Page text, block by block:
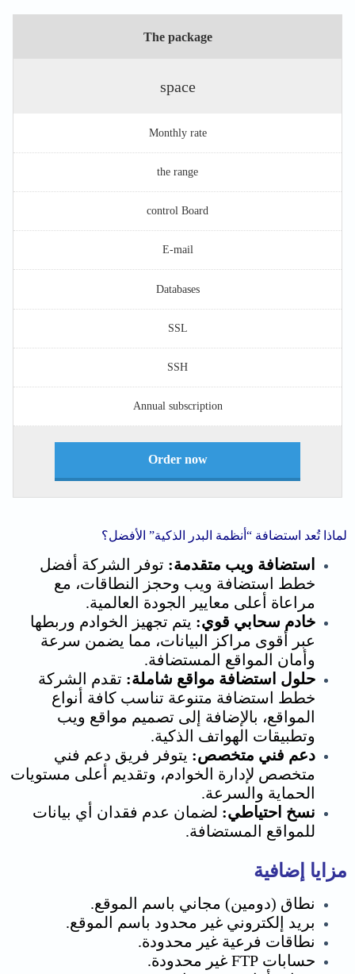
The package
space
Monthly rate
the range
control Board
E-mail
Databases
SSL
SSH
Annual subscription
Order now
لماذا تُعد استضافة “أنظمة البدر الذكية” الأفضل؟
استضافة ويب متقدمة: توفر الشركة أفضل
خطط استضافة ويب وحجز النطاقات، مع
مراعاة أعلى معايير الجودة العالمية.
خادم سحابي قوي: يتم تجهيز الخوادم وربطها
عبر أقوى مراكز البيانات، مما يضمن سرعة
وأمان المواقع المستضافة.
حلول استضافة مواقع شاملة: تقدم الشركة
خطط استضافة متنوعة تناسب كافة أنواع
المواقع، بالإضافة إلى تصميم مواقع ويب
وتطبيقات الهواتف الذكية.
دعم فني متخصص: يتوفر فريق دعم فني
متخصص لإدارة الخوادم، وتقديم أعلى مستويات
الحماية والسرعة.
نسخ احتياطي: لضمان عدم فقدان أي بيانات
للمواقع المستضافة.
مزايا إضافية
نطاق (دومين) مجاني باسم الموقع.
بريد إلكتروني غير محدود باسم الموقع.
نطاقات فرعية غير محدودة.
حسابات FTP غير محدودة.